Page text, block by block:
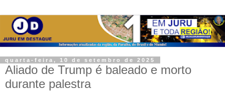
quarta-feira, 10 de setembro de 2025
Aliado de Trump é baleado e morto
durante palestra